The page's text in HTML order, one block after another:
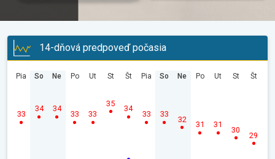
14-dňová predpoveď počasia
Pia
33
So
34
Ne
34
Po
33
Ut
33
St
35
Št
34
Pia
33
So
33
Ne
32
Po
31
Ut
31
St
30
Št
29